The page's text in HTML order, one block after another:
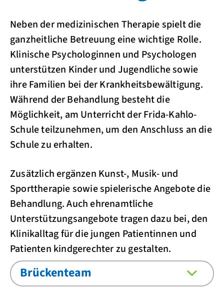
Neben der medizinischen Therapie spielt die
ganzheitliche Betreuung eine wichtige Rolle.
Klinische Psychologinnen und Psychologen
unterstützen Kinder und Jugendliche sowie
ihre Familien bei der Krankheitsbewältigung.
Während der Behandlung besteht die
Möglichkeit, am Unterricht der Frida-Kahlo-
Schule teilzunehmen, um den Anschluss an die
Schule zu erhalten.
Zusätzlich ergänzen Kunst-, Musik- und
Sporttherapie sowie spielerische Angebote die
Behandlung. Auch ehrenamtliche
Unterstützungsangebote tragen dazu bei, den
Klinikalltag für die jungen Patientinnen und
Patienten kindgerechter zu gestalten.
Brückenteam